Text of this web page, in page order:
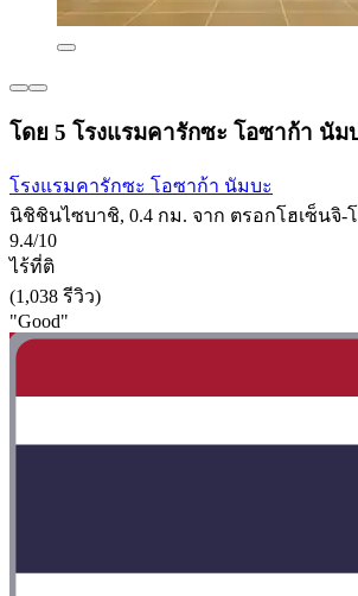
โดย 5 โรงแรมคารักซะ โอซาก้า นัม
โรงแรมคารักซะ โอซาก้า นัมบะ
นิชิชินไซบาชิ, 0.4 กม. จาก ตรอกโฮเซ็นจิ-
9.4/10
ไร้ที่ติ
(1,038 รีวิว)
"Good"